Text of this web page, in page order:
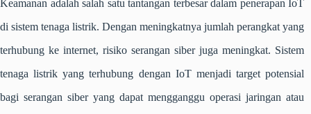
Keamanan adalah salah satu tantangan terbesar dalam penerapan IoT
di sistem tenaga listrik. Dengan meningkatnya jumlah perangkat yang
terhubung ke internet, risiko serangan siber juga meningkat. Sistem
tenaga listrik yang terhubung dengan IoT menjadi target potensial
bagi serangan siber yang dapat mengganggu operasi jaringan atau